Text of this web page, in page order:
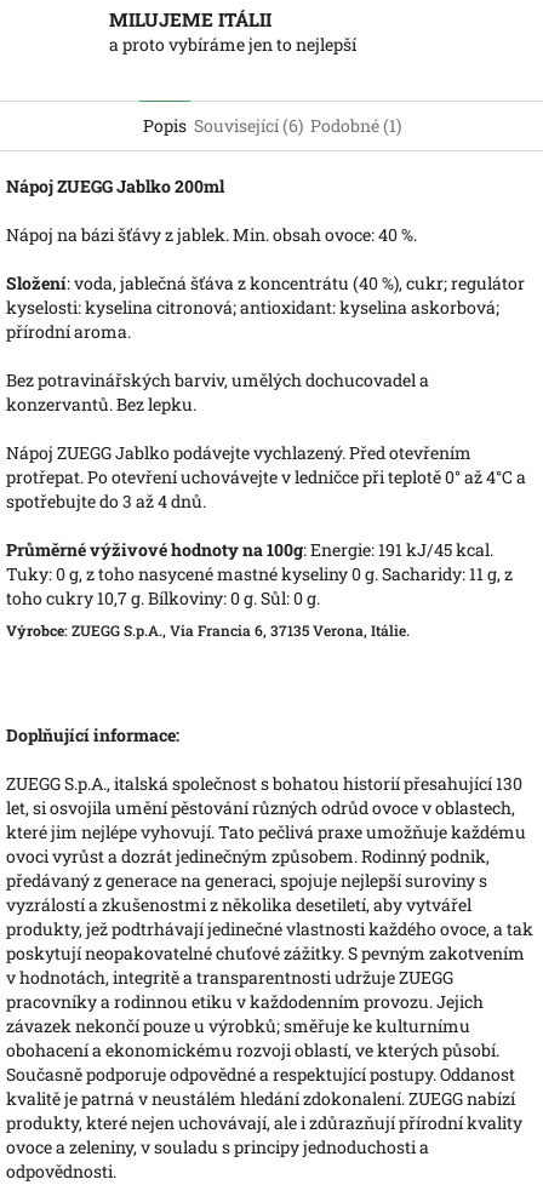
MILUJEME ITÁLII
a proto vybíráme jen to nejlepší
Popis Související (6) Podobné (1)
Nápoj ZUEGG Jablko 200ml
Nápoj na bázi šťávy z jablek. Min. obsah ovoce: 40 %.
Složení: voda, jablečná šťáva z koncentrátu (40 %), cukr; regulátor
kyselosti: kyselina citronová; antioxidant: kyselina askorbová;
přírodní aroma.
Bez potravinářských barviv, umělých dochucovadel a
konzervantů. Bez lepku.
Nápoj ZUEGG Jablko podávejte vychlazený. Před otevřením
protřepat. Po otevření uchovávejte v ledničce při teplotě 0° až 4°C a
spotřebujte do 3 až 4 dnů.
Průměrné výživové hodnoty na 100g: Energie: 191 kJ/45 kcal.
Tuky: 0 g, z toho nasycené mastné kyseliny 0 g. Sacharidy: 11 g, z
toho cukry 10,7 g. Bílkoviny: 0 g. Sůl: 0 g.
Výrobce: ZUEGG S.p.A., Via Francia 6, 37135 Verona, Itálie.
Doplňující informace:
ZUEGG S.p.A., italská společnost s bohatou historií přesahující 130
let, si osvojila umění pěstování různých odrůd ovoce v oblastech,
které jim nejlépe vyhovují. Tato pečlivá praxe umožňuje každému
ovoci vyrůst a dozrát jedinečným způsobem. Rodinný podnik,
předávaný z generace na generaci, spojuje nejlepší suroviny s
vyzrálostí a zkušenostmi z několika desetiletí, aby vytvářel
produkty, jež podtrhávají jedinečné vlastnosti každého ovoce, a tak
poskytují neopakovatelné chuťové zážitky. S pevným zakotvením
v hodnotách, integritě a transparentnosti udržuje ZUEGG
pracovníky a rodinnou etiku v každodenním provozu. Jejich
závazek nekončí pouze u výrobků; směřuje ke kulturnímu
obohacení a ekonomickému rozvoji oblastí, ve kterých působí.
Současně podporuje odpovědné a respektující postupy. Oddanost
kvalitě je patrná v neustálém hledání zdokonalení. ZUEGG nabízí
produkty, které nejen uchovávají, ale i zdůrazňují přírodní kvality
ovoce a zeleniny, v souladu s principy jednoduchosti a
odpovědnosti.